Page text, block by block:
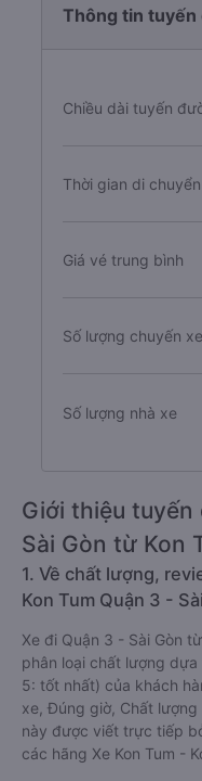
Thông tin tuyến
Chiều dài tuyến
Thời gian di chuyển
Giá vé trung bình
Số lượng chuyến xe
Số lượng nhà xe
Giới thiệu
Sài Gòn từ Kon
1. Về chất lượng,
Kon Tum Quận 3 -
Xe đi Quận 3 - Sài Gòn
phân loại chất lượng
5: tốt nhất) của khách
xe, Đúng giờ, Chất
này được viết trực tiếp
các hãng Xe Kon Tum -